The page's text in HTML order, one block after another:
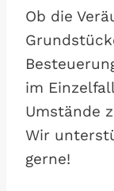
Ob die
im
Umstände
Wir
gerne!